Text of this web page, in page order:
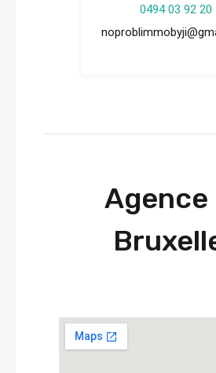
0494 03 92 20
Agence